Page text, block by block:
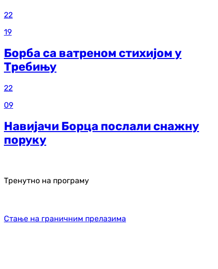
22
19
Борба са ватреном стихијом у
Требињу
22
09
Навијачи Борца послали снажну
поруку
Тренутно на програму
Стање на граничним прелазима